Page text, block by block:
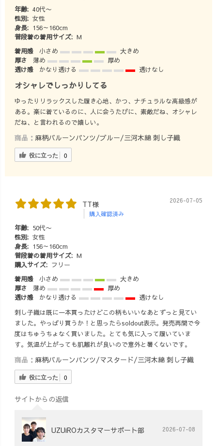
年齢: 40代〜
性別: 女性
身長: 156～160cm
普段着の着用サイズ: M
着用感
小さめ
大きめ
厚さ
薄め
厚め
透け感
かなり透ける 透けなし
オシャレでしっかりしてる
ゆったりリラックスした履き心地、かつ、ナチュラルな高級感が
ある。楽に着ているのに、人に会うたびに、素敵だね、オシャレ
だね、と言われるので嬉しい。
商品： 麻柄バルーンパンツ/ブルー/三河木綿 刺し子織
役に立った 0
TT様
購入確認済み
2026-07-05
年齢: 50代〜
性別: 女性
身長: 156～160cm
普段着の着用サイズ: M
購入サイズ: フリー
着用感
小さめ
大きめ
厚さ
薄め
厚め
透け感
かなり透ける
透けなし
刺し子織は既に一本買ったけどこの柄もいいなあとずっと見てい
ました。やっぱり買うか！と思ったらsoldout表示。発売再開で今
度はちゅうちょなく買いました。とても気に入って履いていま
す。気温が上がっても肌離れが良いので意外と暑くないです。
商品： 麻柄バルーンパンツ/マスタード/三河木綿 刺し子織
役に立った 0
サイトからの返信
UZUiROカスタマーサポート部 2026-07-08